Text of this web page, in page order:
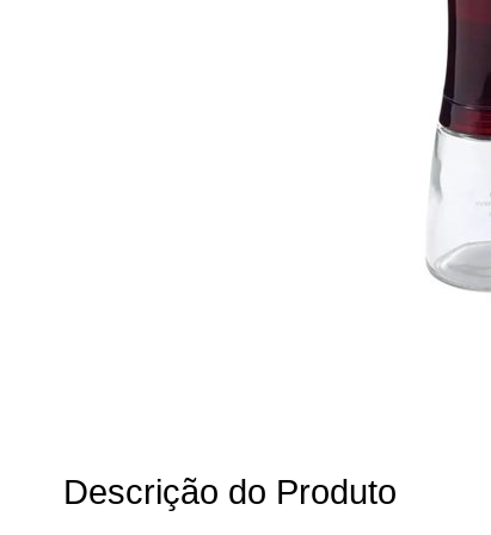
Descrição do Produto